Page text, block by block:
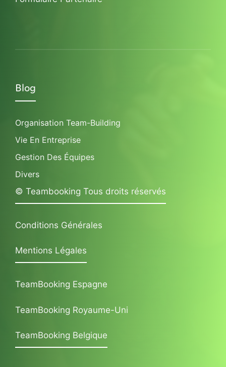
Blog
Organisation Team-Building
Vie En Entreprise
Gestion Des Équipes
Divers
© Teambooking Tous droits réservés
Conditions Générales
Mentions Légales
TeamBooking Espagne
TeamBooking Royaume-Uni
TeamBooking Belgique